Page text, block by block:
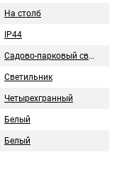
На столб
IP44
Садово-парковый свтеильник
Светильник
Четырехгранный
Белый
Белый